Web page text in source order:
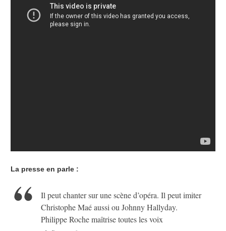
La presse en parle :
Il peut chanter sur une scène d’opéra. Il peut imiter
Christophe Maé aussi ou Johnny Hallyday.
Philippe Roche maîtrise toutes les voix